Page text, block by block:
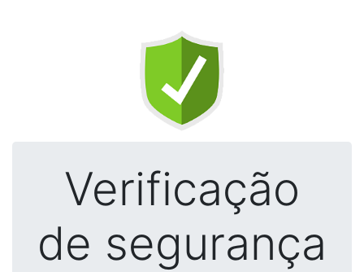
Verificação
de segurança